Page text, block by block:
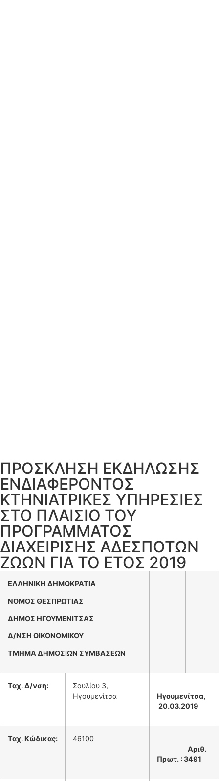
ΠΡΟΣΚΛΗΣΗ ΕΚΔΗΛΩΣΗΣ
ΕΝΔΙΑΦΕΡΟΝΤΟΣ
ΚΤΗΝΙΑΤΡΙΚΕΣ ΥΠΗΡΕΣΙΕΣ
ΣΤΟ ΠΛΑΙΣΙΟ ΤΟΥ
ΠΡΟΓΡΑΜΜΑΤΟΣ
ΔΙΑΧΕΙΡΙΣΗΣ ΑΔΕΣΠΟΤΩΝ
ΖΩΩΝ ΓΙΑ ΤΟ ΕΤΟΣ 2019
ΕΛΛΗΝΙΚΗ ΔΗΜΟΚΡΑΤΙΑ
ΝΟΜΟΣ ΘΕΣΠΡΩΤΙΑΣ
ΔΗΜΟΣ ΗΓΟΥΜΕΝΙΤΣΑΣ
Δ/ΝΣΗ ΟΙΚΟΝΟΜΙΚΟΥ
ΤΜΗΜΑ ΔΗΜΟΣΙΩΝ ΣΥΜΒΑΣΕΩΝ
Ταχ. Δ/νση:
Σουλίου 3,
Ηγουμενίτσα
Ηγουμενίτσα,
20.03.2019
Ταχ. Κώδικας:
46100
Αριθ.
Πρωτ. : 3491